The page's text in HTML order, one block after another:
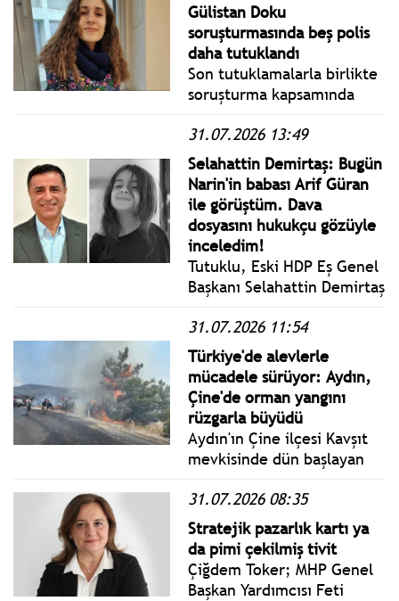
Gülistan Doku
soruşturmasında beş polis
daha tutuklandı
Son tutuklamalarla birlikte
soruşturma kapsamında
dokuza, dosyadaki toplam
tutuklu sayısı ise 25'e
yükseldi.
31.07.2026 13:49
Selahattin Demirtaş: Bugün
Narin'in babası Arif Güran
ile görüştüm. Dava
dosyasını hukukçu gözüyle
inceledim!
Tutuklu, Eski HDP Eş Genel
Başkanı Selahattin Demirtaş
görüştü Edirne Cezaevinde
görüştü.
31.07.2026 11:54
Türkiye'de alevlerle
mücadele sürüyor: Aydın,
Çine'de orman yangını
rüzgarla büyüdü
Aydın'ın Çine ilçesi Kavşıt
mevkisinde dün başlayan
boyunca karadan müdahale
edildi.
31.07.2026 08:35
Stratejik pazarlık kartı ya
da pimi çekilmiş tivit
Çiğdem Toker; MHP Genel
Başkan Yardımcısı Feti